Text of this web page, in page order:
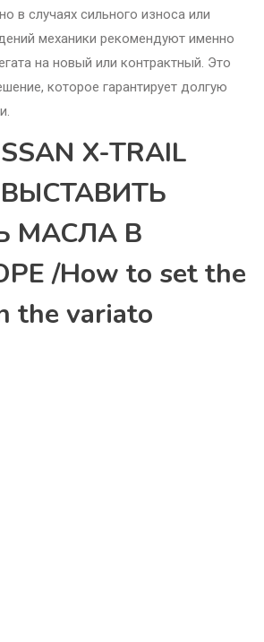
в случаях сильного износа или
механики рекомендуют именно
на новый или контрактный. Это
которое гарантирует долгую
X-TRAIL
МАСЛА В
/How to set the
the variato